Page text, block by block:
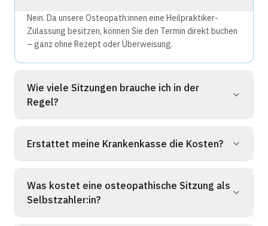
Nein. Da unsere Osteopath:innen eine Heilpraktiker-
Zulassung besitzen, können Sie den Termin direkt buchen
– ganz ohne Rezept oder Überweisung.
Wie viele Sitzungen brauche ich in der
Regel?
Erstattet meine Krankenkasse die Kosten?
Was kostet eine osteopathische Sitzung als
Selbstzahler:in?